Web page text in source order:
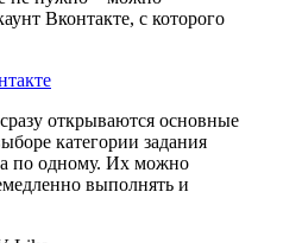
Вконтакте, с которого
открываются основные
категории задания
по одному. Их можно
выполнять и